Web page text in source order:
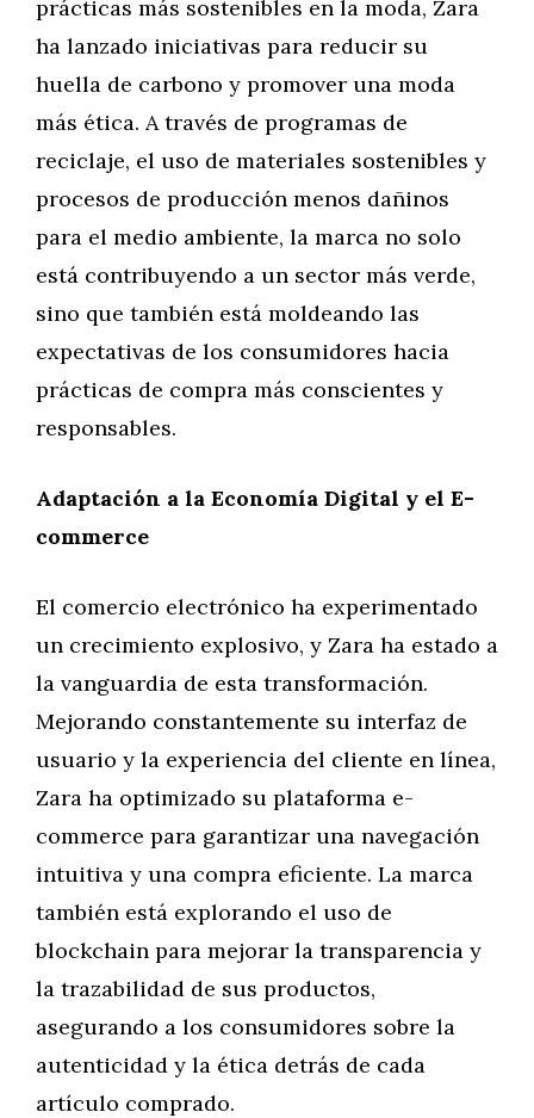
prácticas más sostenibles en la moda, Zara
ha lanzado iniciativas para reducir su
huella de carbono y promover una moda
más ética. A través de programas de
reciclaje, el uso de materiales sostenibles y
procesos de producción menos dañinos
para el medio ambiente, la marca no solo
está contribuyendo a un sector más verde,
sino que también está moldeando las
expectativas de los consumidores hacia
prácticas de compra más conscientes y
responsables.
Adaptación a la Economía Digital y el E-
commerce
El comercio electrónico ha experimentado
un crecimiento explosivo, y Zara ha estado a
la vanguardia de esta transformación.
Mejorando constantemente su interfaz de
usuario y la experiencia del cliente en línea,
Zara ha optimizado su plataforma e-
commerce para garantizar una navegación
intuitiva y una compra eficiente. La marca
también está explorando el uso de
blockchain para mejorar la transparencia y
la trazabilidad de sus productos,
asegurando a los consumidores sobre la
autenticidad y la ética detrás de cada
artículo comprado.